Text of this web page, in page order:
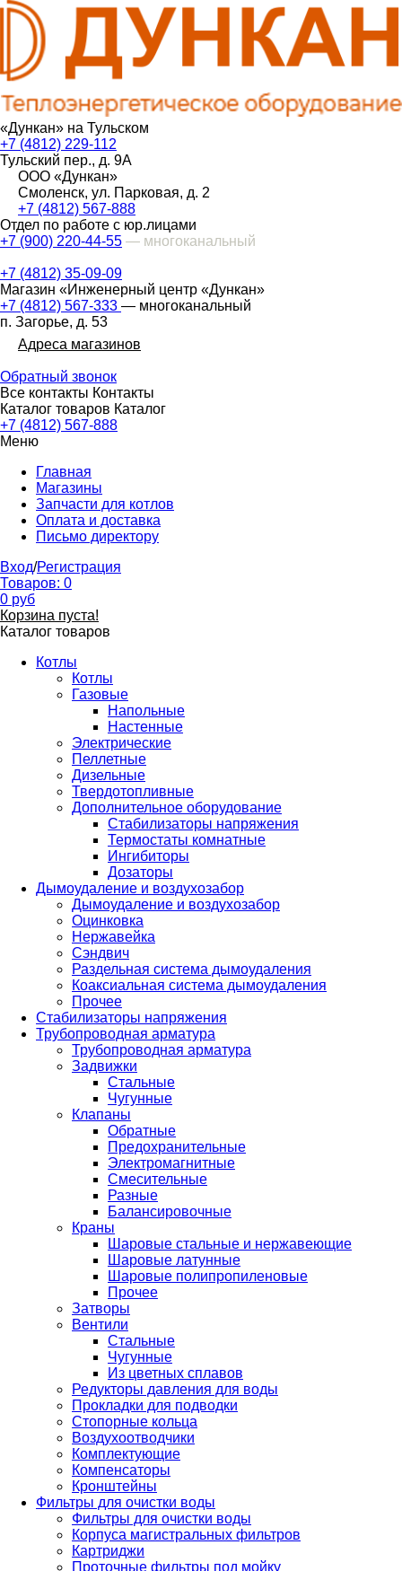
«Дункан» на Тульском
+7 (4812) 229-112
Тульский пер., д. 9А
ООО «Дункан»
Смоленск, ул. Парковая, д. 2
+7 (4812) 567-888
Отдел по работе с юр.лицами
+7 (900) 220-44-55 — многоканальный
+7 (4812) 35-09-09
Магазин «Инженерный центр «Дункан»
+7 (4812) 567-333 — многоканальный
п. Загорье, д. 53
Адреса магазинов
Обратный звонок
Все контакты Контакты
Каталог товаров Каталог
+7 (4812) 567-888
Меню
Главная
Магазины
Запчасти для котлов
Оплата и доставка
Письмо директору
Вход/Регистрация
Товаров: 0
0 руб
Корзина пуста!
Каталог товаров
Котлы
Котлы
Газовые
Напольные
Настенные
Электрические
Пеллетные
Дизельные
Твердотопливные
Дополнительное оборудование
Стабилизаторы напряжения
Термостаты комнатные
Ингибиторы
Дозаторы
Дымоудаление и воздухозабор
Дымоудаление и воздухозабор
Оцинковка
Нержавейка
Сэндвич
Раздельная система дымоудаления
Коаксиальная система дымоудаления
Прочее
Стабилизаторы напряжения
Трубопроводная арматура
Трубопроводная арматура
Задвижки
Стальные
Чугунные
Клапаны
Обратные
Предохранительные
Электромагнитные
Смесительные
Разные
Балансировочные
Краны
Шаровые стальные и нержавеющие
Шаровые латунные
Шаровые полипропиленовые
Прочее
Затворы
Вентили
Стальные
Чугунные
Из цветных сплавов
Редукторы давления для воды
Прокладки для подводки
Стопорные кольца
Воздухоотводчики
Комплектующие
Компенсаторы
Кронштейны
Фильтры для очистки воды
Фильтры для очистки воды
Корпуса магистральных фильтров
Картриджи
Проточные фильтры под мойку